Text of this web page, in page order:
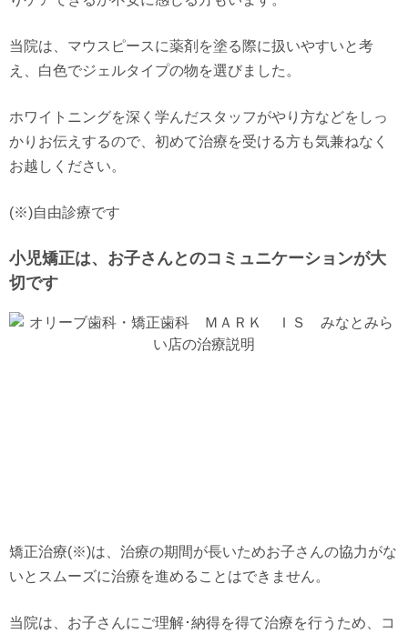
当院は、マウスピースに薬剤を塗る際に扱いやすいと考
え、白色でジェルタイプの物を選びました。
ホワイトニングを深く学んだスタッフがやり方などをしっ
かりお伝えするので、初めて治療を受ける方も気兼ねなく
お越しください。
(※)自由診療です
小児矯正は、お子さんとのコミュニケーションが大
切です
矯正治療(※)は、治療の期間が長いためお子さんの協力がな
いとスムーズに治療を進めることはできません。
当院は、お子さんにご理解･納得を得て治療を行うため、コ